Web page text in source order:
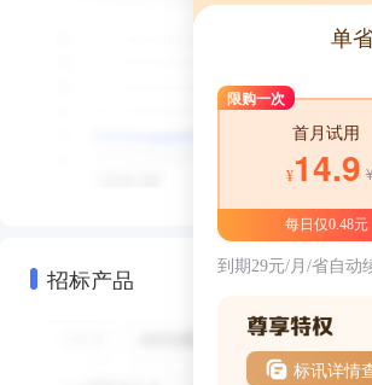
招标产品
单
限购一次
首月试用
¥14.9
每日仅0.48元
到期29元/月/省自动
标讯详情